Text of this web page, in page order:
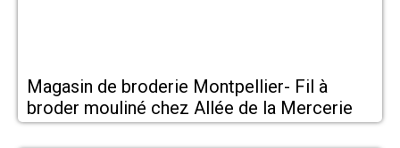
Magasin de broderie Montpellier- Fil à
broder mouliné chez Allée de la Mercerie